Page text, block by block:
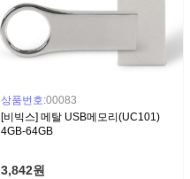
상품번호:00083
[비빅스] 메탈 USB메모리(UC101)
4GB-64GB
3,842원